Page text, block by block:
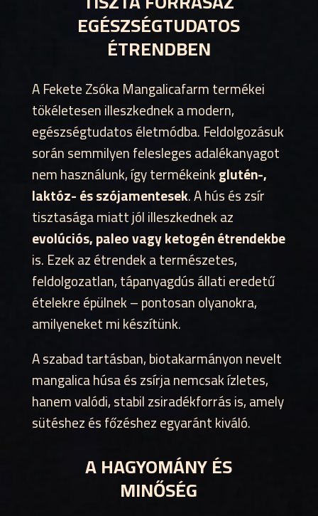
EGÉSZSÉGTUDATOS
ÉTRENDBEN
A Fekete Zsóka Mangalicafarm termékei
tökéletesen illeszkednek a modern,
egészségtudatos életmódba. Feldolgozásuk
során semmilyen felesleges adalékanyagot
nem használunk, így termékeinkglutén-,
laktóz- és szójamentesek. A hús és zsír
tisztasága miatt jól illeszkednek az
evolúciós, paleo vagy ketogén étrendekbe
is. Ezek az étrendek a természetes,
feldolgozatlan, tápanyagdús állati eredetű
ételekre épülnek – pontosan olyanokra,
amilyeneket mi készítünk.
A szabad tartásban, biotakarmányon nevelt
mangalica húsa és zsírja nemcsak ízletes,
hanem valódi, stabil zsiradékforrás is, amely
sütéshez és főzéshez egyaránt kiváló.
A HAGYOMÁNY ÉS
MINŐSÉG